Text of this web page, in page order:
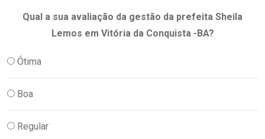
Qual a sua avaliação da gestão da prefeita Sheila
Lemos em Vitória da Conquista -BA?
Ótima
Boa
Regular